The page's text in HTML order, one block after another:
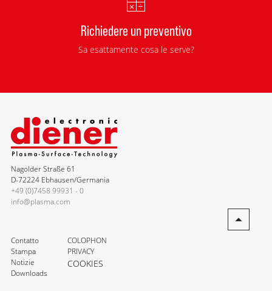
Richiedere un preventivo
Sa esattamente cosa le serve?
Nagolder Straße 61
D-72224 Ebhausen/Germania
+49 (0)7458 99931 - 0
info@plasma.com
Contatto
Stampa
Notizie
Downloads
COLOPHON
PRIVACY
COOKIES